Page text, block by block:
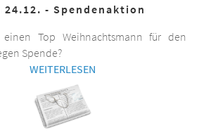
24.12. - Spendenaktion
Top Weihnachtsmann für den
Spende?
WEITERLESEN